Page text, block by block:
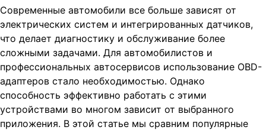
Современные автомобили все больше зависят от
электрических систем и интегрированных датчиков,
что делает диагностику и обслуживание более
сложными задачами. Для автомобилистов и
профессиональных автосервисов использование OBD-
адаптеров стало необходимостью. Однако
способность эффективно работать с этими
устройствами во многом зависит от выбранного
приложения. В этой статье мы сравним популярные